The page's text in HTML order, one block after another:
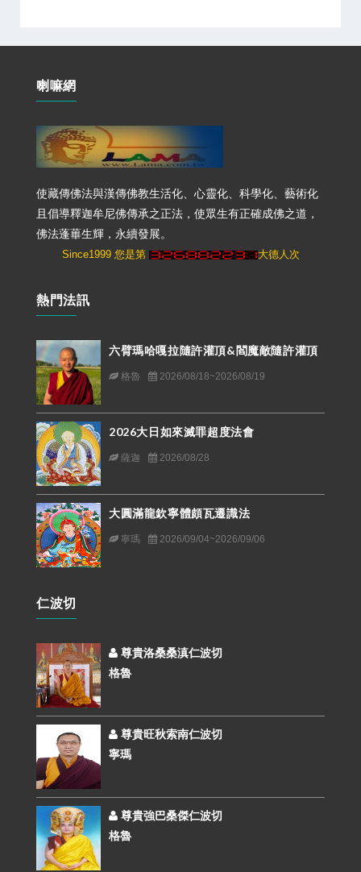
喇嘛網
使藏傳佛法與漢傳佛教生活化、心靈化、科學化、藝術化
且倡導釋迦牟尼佛傳承之正法，使眾生有正確成佛之道，
佛法蓬蓽生輝，永續發展。
Since1999 您是第 大德人次
熱門法訊
六臂瑪哈嘎拉隨許灌頂&閻魔敵隨許灌頂
格魯 2026/08/18~2026/08/19
2026大日如來滅罪超度法會
薩迦 2026/08/28
大圓滿龍欽寧體頗瓦遷識法
寧瑪 2026/09/04~2026/09/06
仁波切
尊貴洛桑桑滇仁波切
格魯
尊貴旺秋索南仁波切
寧瑪
尊貴強巴桑傑仁波切
格魯